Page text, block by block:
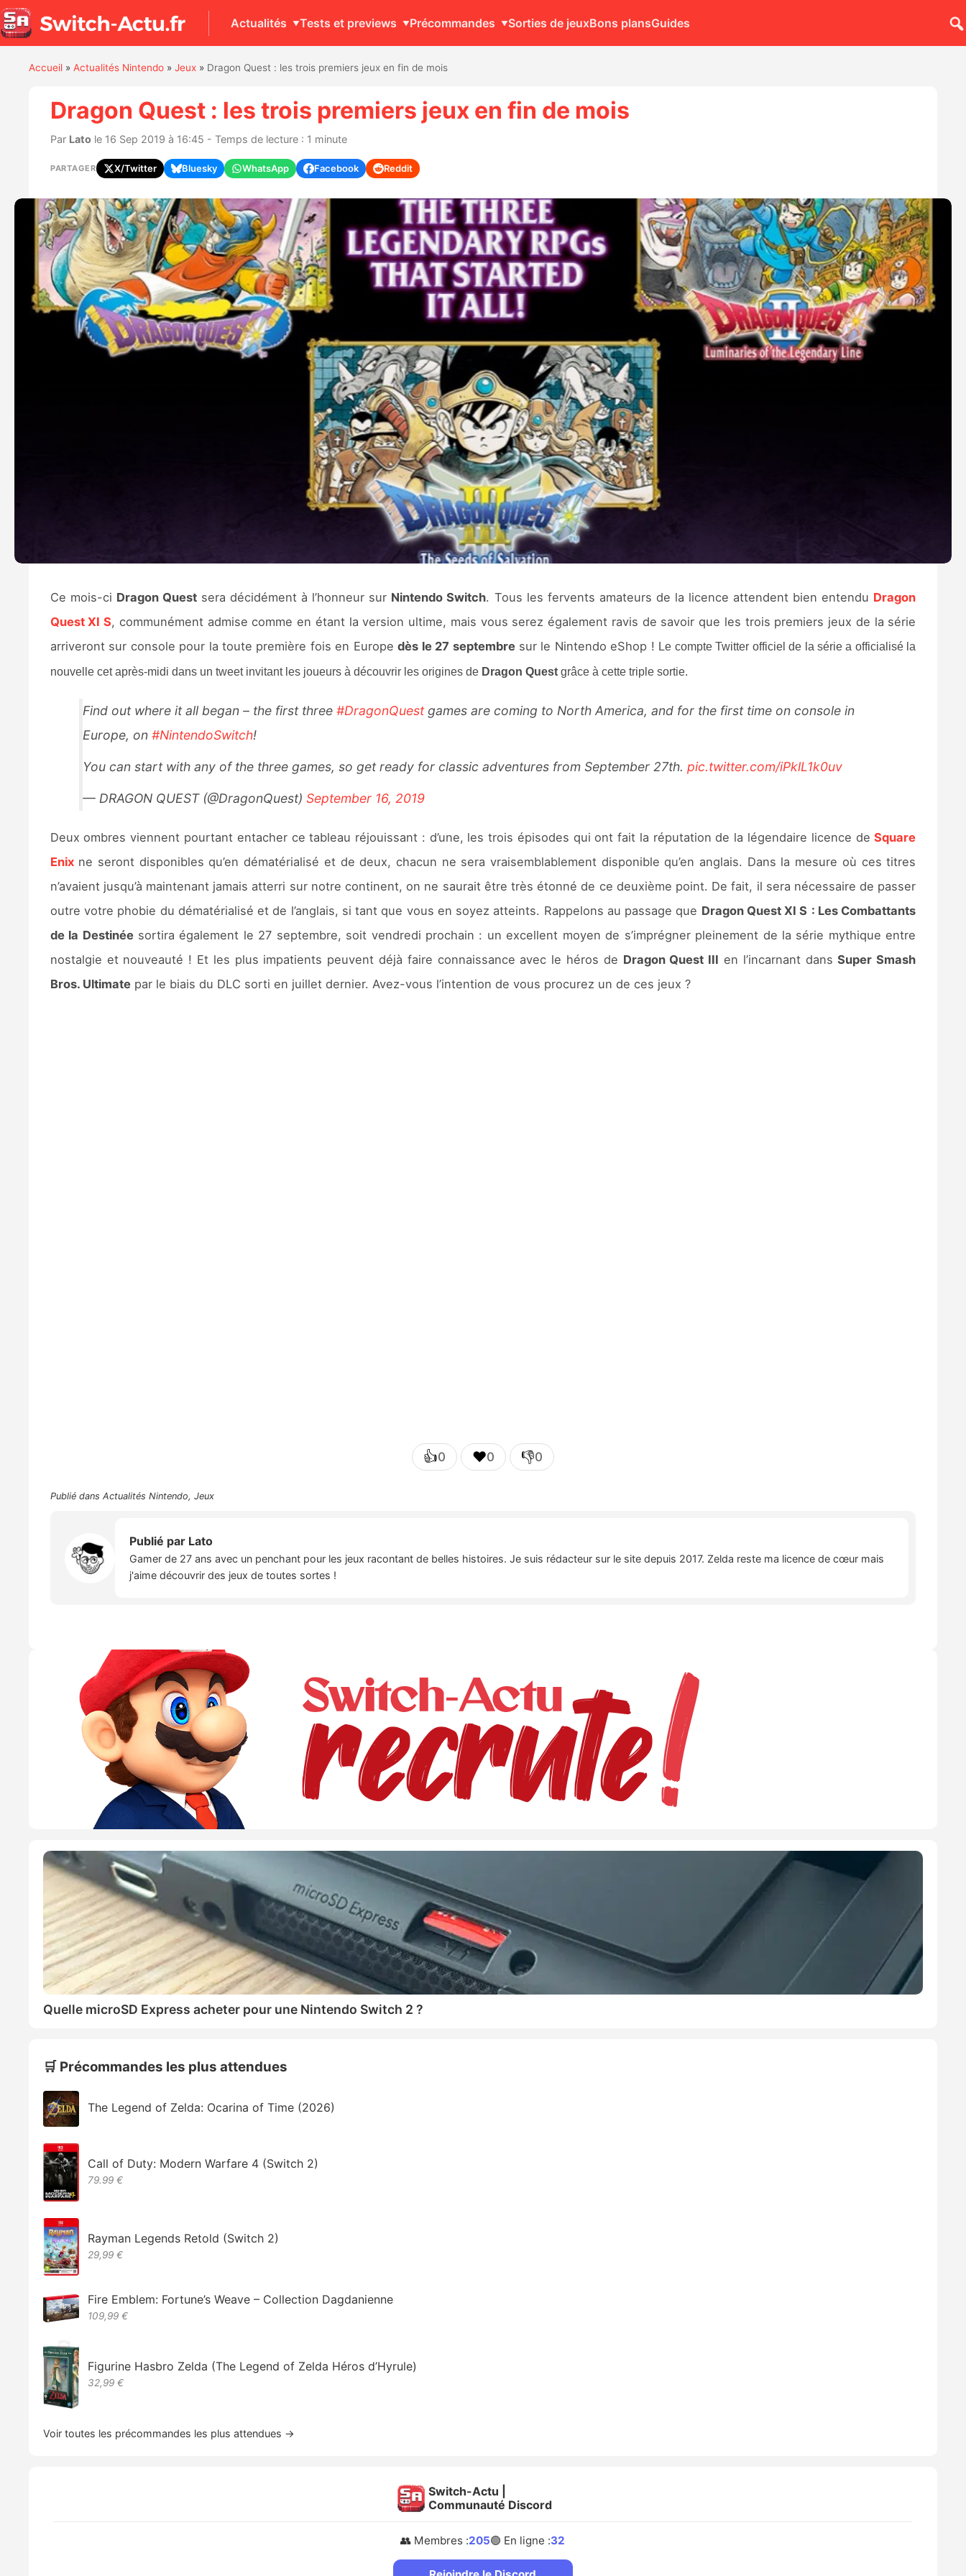
Actualités Tests et previews Précommandes Sorties de jeuxBons plansGuides
Accueil» Actualités Nintendo» Jeux» Dragon Quest : les trois premiers jeux en fin de mois
Dragon Quest : les trois premiers jeux en fin de mois
Par Latole 16 Sep 2019 à 16:45 - Temps de lecture : 1 minute
PARTAGER X/Twitter Bluesky WhatsApp Facebook Reddit
Ce mois-ci Dragon Questsera décidément à l’honneur sur Nintendo Switch. Tous les fervents amateurs de la licence attendent bien entendu Dragon
Quest XI S, communément admise comme en étant la version ultime, mais vous serez également ravis de savoir que les trois premiers jeux de la série
arriveront sur console pour la toute première fois en Europedès le 27 septembresur le Nintendo eShop ! Le compte Twitter officiel de la série a officialisé la
nouvelle cet après-midi dans un tweet invitant les joueurs à découvrir les origines de Dragon Questgrâce à cette triple sortie.
Find out where it all began – the first three #DragonQuestgames are coming to North America, and for the first time on console in
Europe, on #NintendoSwitch!
You can start with any of the three games, so get ready for classic adventures from September 27th. pic.twitter.com/iPklL1k0uv
— DRAGON QUEST (@DragonQuest) September 16, 2019
Deux ombres viennent pourtant entacher ce tableau réjouissant : d’une, les trois épisodes qui ont fait la réputation de la légendaire licence deSquare
Enixne seront disponibles qu’en dématérialisé et de deux, chacun ne sera vraisemblablement disponible qu’en anglais. Dans la mesure où ces titres
n’avaient jusqu’à maintenant jamais atterri sur notre continent, on ne saurait être très étonné de ce deuxième point. De fait, il sera nécessaire de passer
outre votre phobie du dématérialisé et de l’anglais, si tant que vous en soyez atteints. Rappelons au passage que Dragon Quest XI S : Les Combattants
de la Destinéesortira également le 27 septembre, soit vendredi prochain : un excellent moyen de s’imprégner pleinement de la série mythique entre
nostalgie et nouveauté ! Et les plus impatients peuvent déjà faire connaissance avec le héros de Dragon Quest III en l’incarnant dansSuper Smash
Bros. Ultimatepar le biais du DLC sorti en juillet dernier. Avez-vous l’intention de vous procurez un de ces jeux ?
👍0 ❤️0 👎0
Publié dans Actualités Nintendo, Jeux
Publié par Lato
Gamer de 27 ans avec un penchant pour les jeux racontant de belles histoires. Je suis rédacteur sur le site depuis 2017. Zelda reste ma licence de cœur mais
j'aime découvrir des jeux de toutes sortes !
Quelle microSD Express acheter pour une Nintendo Switch 2 ?
🛒 Précommandes les plus attendues
The Legend of Zelda: Ocarina of Time (2026)
Call of Duty: Modern Warfare 4 (Switch 2)
79.99 €
Rayman Legends Retold (Switch 2)
29,99 €
Fire Emblem: Fortune’s Weave – Collection Dagdanienne
109,99 €
Figurine Hasbro Zelda (The Legend of Zelda Héros d’Hyrule)
32,99 €
Voir toutes les précommandes les plus attendues →
Switch-Actu |
Communauté Discord
👥 Membres :205🟢 En ligne :32